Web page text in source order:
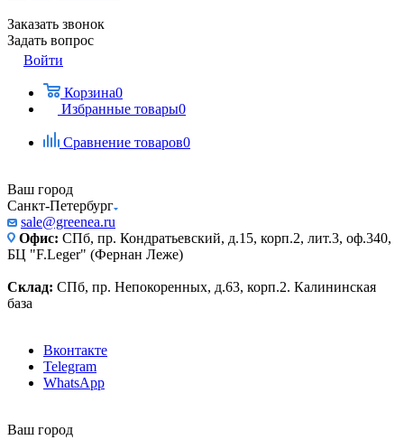
Заказать звонок
Задать вопрос
Войти
Корзина0
Избранные товары0
Сравнение товаров0
Ваш город
Санкт-Петербург
sale@greenea.ru
Офис: СПб, пр. Кондратьевский, д.15, корп.2, лит.3, оф.340,
БЦ "F.Leger" (Фернан Леже)
Склад: СПб, пр. Непокоренных, д.63, корп.2. Калининская
база
Вконтакте
Telegram
WhatsApp
Ваш город